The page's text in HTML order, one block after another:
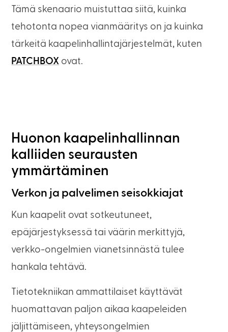
Tämä skenaario muistuttaa siitä, kuinka
tehotonta nopea vianmääritys on ja kuinka
tärkeitä kaapelinhallintajärjestelmät, kuten
PATCHBOX ovat.
Huonon kaapelinhallinnan
kalliiden seurausten
ymmärtäminen
Verkon ja palvelimen seisokkiajat
Kun kaapelit ovat sotkeutuneet,
epäjärjestyksessä tai väärin merkittyjä,
verkko-ongelmien vianetsinnästä tulee
hankala tehtävä.
Tietotekniikan ammattilaiset käyttävät
huomattavan paljon aikaa kaapeleiden
jäljittämiseen, yhteysongelmien